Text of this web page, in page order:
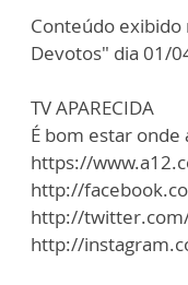
Conteúdo exibido
Devotos" dia 01/
TV APARECIDA
É bom estar onde
https://
http://
http://
http://